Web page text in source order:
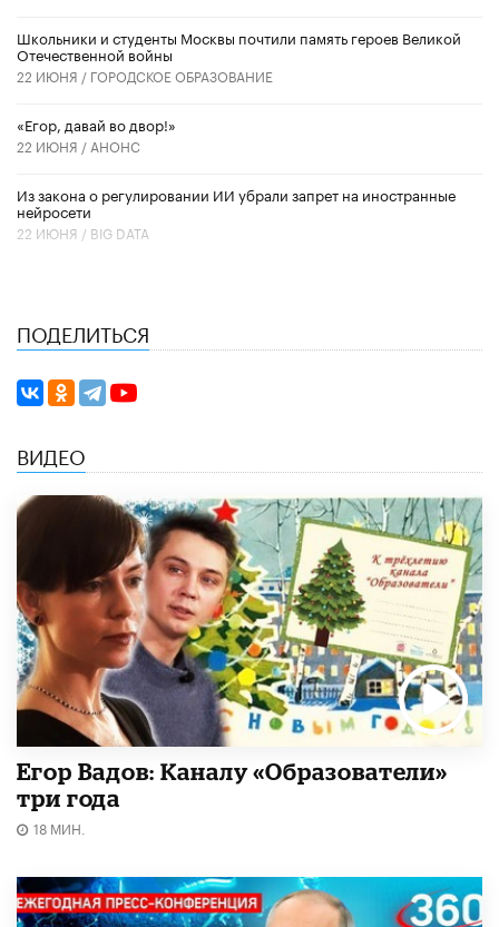
Школьники и студенты Москвы почтили память героев Великой
Отечественной войны
22 ИЮНЯ / ГОРОДСКОЕ ОБРАЗОВАНИЕ
«Егор, давай во двор!»
22 ИЮНЯ / АНОНС
Из закона о регулировании ИИ убрали запрет на иностранные
нейросети
22 ИЮНЯ / BIG DATA
ПОДЕЛИТЬСЯ
ВИДЕО
Егор Вадов: Каналу «Образователи»
три года
18 МИН.